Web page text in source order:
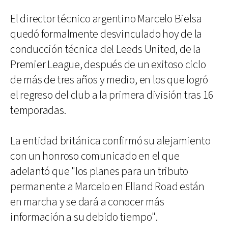
El director técnico argentino Marcelo Bielsa
quedó formalmente desvinculado hoy de la
conducción técnica del Leeds United, de la
Premier League, después de un exitoso ciclo
de más de tres años y medio, en los que logró
el regreso del club a la primera división tras 16
temporadas.
La entidad británica confirmó su alejamiento
con un honroso comunicado en el que
adelantó que "los planes para un tributo
permanente a Marcelo en Elland Road están
en marcha y se dará a conocer más
información a su debido tiempo".